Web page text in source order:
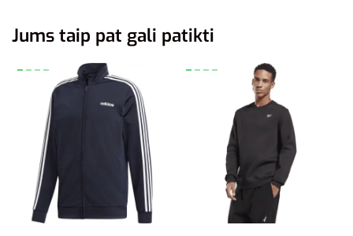
Jums taip pat gali patikti